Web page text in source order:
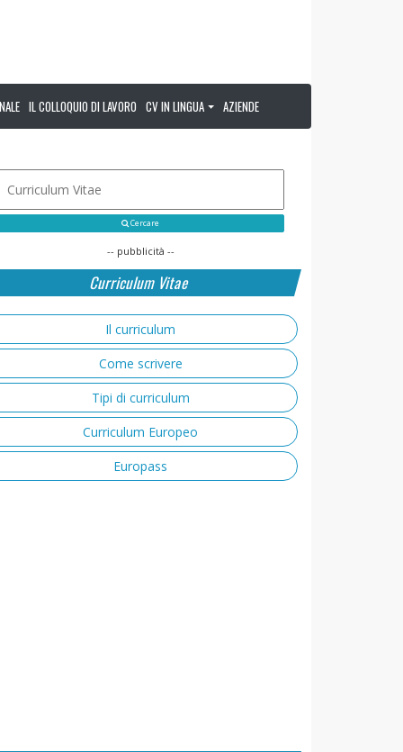
IL COLLOQUIO DI LAVORO CV IN LINGUA AZIENDE
Cercare
-- pubblicità --
Curriculum Vitae
Il curriculum
Come scrivere
Tipi di curriculum
Curriculum Europeo
Europass